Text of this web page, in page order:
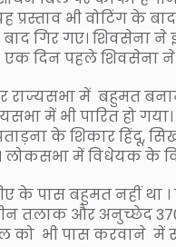
प्रस्ताव भी वोटिंग के
बाद गिर गए।
एक दिन पहले
राज्यसभा में बहुमत
में भी पारित हो
के शिकार हिंदू,
लोकसभा में विधेयक के
के पास बहुमत नहीं
तलाक और अनुच्छेद
को भी पास करवाने में